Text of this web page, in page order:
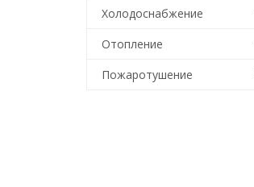
Холодоснабжение
Отопление
Пожаротушение